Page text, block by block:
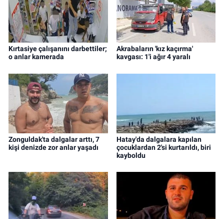
Kırtasiye çalışanını darbettiler;
o anlar kamerada
Akrabaların 'kız kaçırma'
kavgası: 1'i ağır 4 yaralı
Zonguldak'ta dalgalar arttı, 7
kişi denizde zor anlar yaşadı
Hatay'da dalgalara kapılan
çocuklardan 2'si kurtarıldı, biri
kayboldu